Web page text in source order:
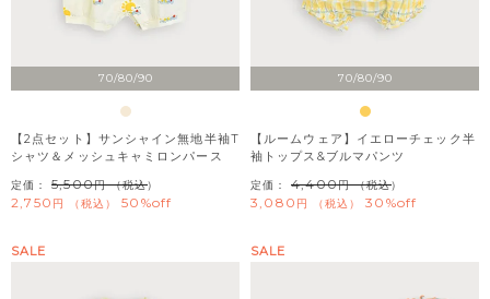
70/80/90
【2点セット】サンシャイン無地半袖T
シャツ＆メッシュキャミロンパース
定価： 5,500 （税込）
2,750 税込 50%off
70/80/90
【ルームウェア】イエローチェック半
袖トップス&ブルマパンツ
定価： 4,400 （税込）
3,080 税込 30%off
SALE SALE